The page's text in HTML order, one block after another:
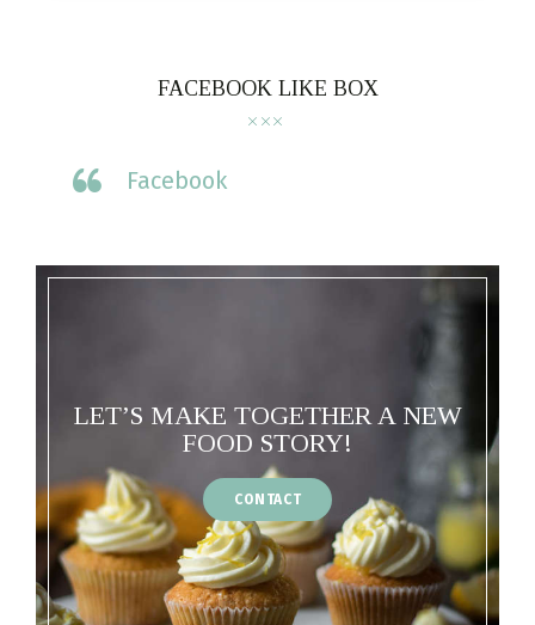
FACEBOOK LIKE BOX
Facebook
LET’S MAKE TOGETHER A NEW
FOOD STORY!
CONTACT